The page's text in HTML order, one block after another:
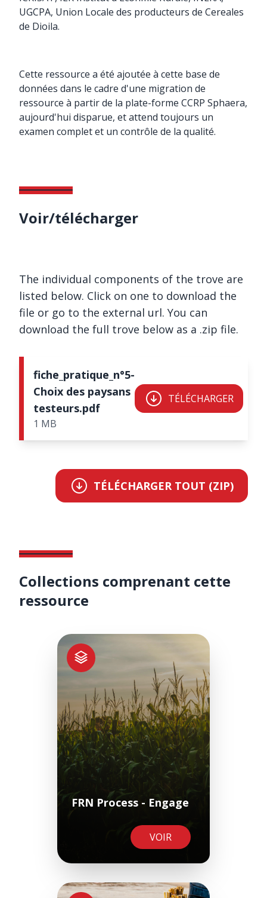
UGCPA, Union Locale des producteurs de Cereales
de Dioila.
Cette ressource a été ajoutée à cette base de
données dans le cadre d'une migration de
ressource à partir de la plate-forme CCRP Sphaera,
aujourd'hui disparue, et attend toujours un
examen complet et un contrôle de la qualité.
Voir/télécharger
The individual components of the trove are
listed below. Click on one to download the
file or go to the external url. You can
download the full trove below as a .zip file.
fiche_pratique_n°5-
Choix des paysans
testeurs.pdf
1 MB
TÉLÉCHARGER
TÉLÉCHARGER TOUT (ZIP)
Collections comprenant cette
ressource
FRN Process - Engage
VOIR